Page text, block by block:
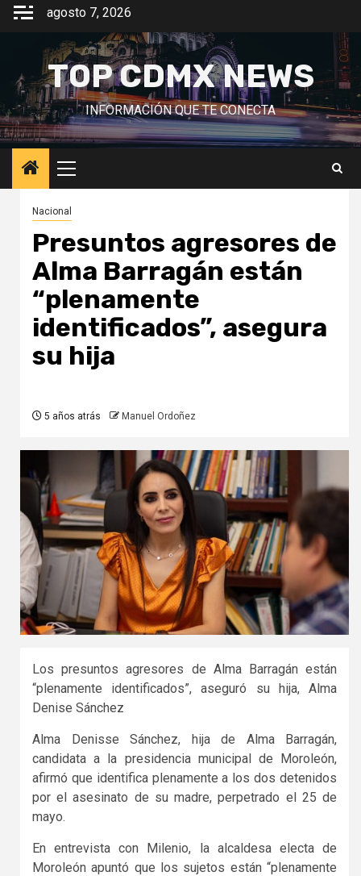
Saltar
contenido
agosto 7, 2026
TOP CDMX NEWS
INFORMACIÓN QUE TE CONECTA
Menú
principal
Nacional
Presuntos agresores de
Alma Barragán están
“plenamente
identificados”, asegura
su hija
5 años atrás Manuel Ordoñez
Los presuntos agresores de Alma Barragán están
“plenamente identificados”, aseguró su hija, Alma
Denise Sánchez
Alma Denisse Sánchez, hija de Alma Barragán,
candidata a la presidencia municipal de Moroleón,
afirmó que identifica plenamente a los dos detenidos
por el asesinato de su madre, perpetrado el 25 de
mayo.
En entrevista con Milenio, la alcaldesa electa de
Moroleón apuntó que los sujetos están “plenamente